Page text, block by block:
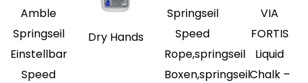
Amble
Springseil
Einstellbar
Speed
Dry Hands
Springseil
Speed
Rope,springseil
Boxen,springseil
VIA
FORTIS
Liquid
Chalk –